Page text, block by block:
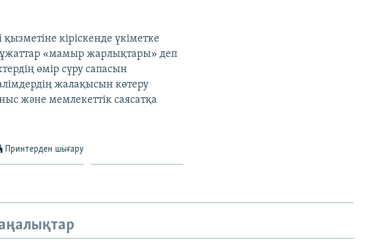
кіріскенде үкіметке
«мамыр жарлықтары» деп
өмір сүру сапасын
жалақысын көтеру
және мемлекеттік саясатқа
Принтерден шығару